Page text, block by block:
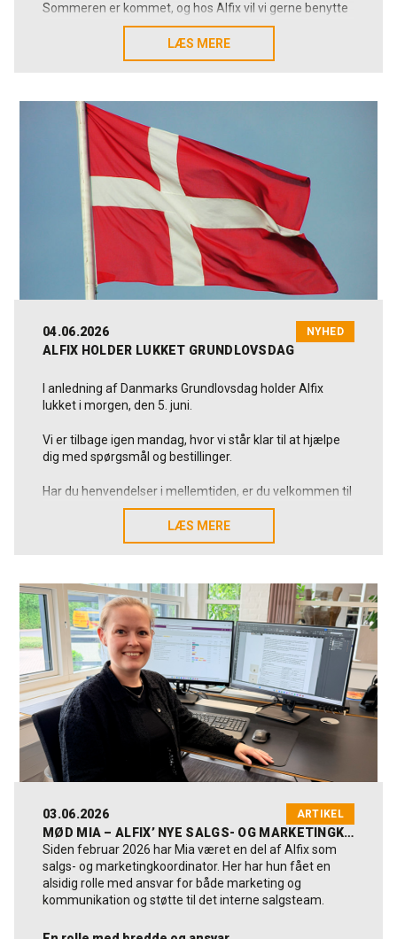
Sommeren er kommet, og hos Alfix vil vi gerne benytte
lejligheden til at ønske kunder, leverandører
samarbejdspartnere og kolleger en rigtig god sommer.
noget, vi sætter stor pris på.
Som dansk og familieejet producent arbejder vi hver
dag for at levere løsninger, der holder, og som skaber
værdi i praksis. Det gælder også hen over sommeren,
hvor vi fortsat står klar til at hjælpe, når der er brug for
Vi håber, at den kommende tid byder på både
afslapning, mindeværdige oplevelser og fornyet energi
LÆS MERE
LÆS MERE
04.06.2026 NYHED
ALFIX HOLDER LUKKET GRUNDLOVSDAG
I anledning af Danmarks Grundlovsdag holder Alfix
lukket i morgen, den 5. juni.
Vi er tilbage igen mandag, hvor vi står klar til at hjælpe
dig med spørgsmål og bestillinger.
Har du henvendelser i mellemtiden, er du velkommen til
at skrive til os på alfix@alfix.dk, så vender vi tilbage
LÆS MERE
LÆS MERE
03.06.2026 ARTIKEL
MØD MIA – ALFIX’ NYE SALGS- OG MARKETINGKOORDINATOR
Siden februar 2026 har Mia været en del af Alfix som
salgs- og marketingkoordinator. Her har hun fået en
alsidig rolle med ansvar for både marketing og
kommunikation og støtte til det interne salgsteam.